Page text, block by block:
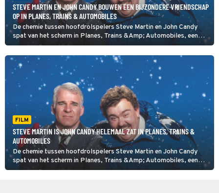
STEVE MARTIN EN JOHN CANDY BOUWEN EEN BIJZONDERE VRIENDSCHAP
OP IN PLANES, TRAINS & AUTOMOBILES
De chemie tussen hoofdrolspelers Steve Martin en John Candy
spat van het scherm in Planes, Trains &Amp; Automobiles, een
vlotte komedie van John Hughes (The Breakfast Club).
FILM
STEVE MARTIN IS JOHN CANDY HELEMAAL ZAT IN PLANES, TRAINS &
AUTOMOBILES
De chemie tussen hoofdrolspelers Steve Martin en John Candy
spat van het scherm in Planes, Trains &Amp; Automobiles, een
vlotte komedie van John Hughes (The Breakfast Club).